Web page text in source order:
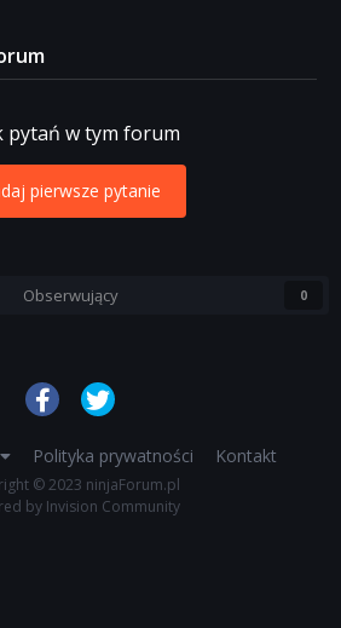
pytań w tym forum
pierwsze pytanie
Obserwujący 0
Polityka prywatności Kontakt
© 2023 ninjaForum.pl
by Invision Community